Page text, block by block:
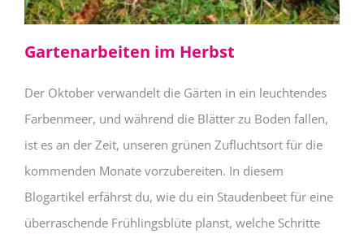
Gartenarbeiten im Herbst
Der Oktober verwandelt die Gärten in ein leuchtendes
Farbenmeer, und während die Blätter zu Boden fallen,
ist es an der Zeit, unseren grünen Zufluchtsort für die
kommenden Monate vorzubereiten. In diesem
Blogartikel erfährst du, wie du ein Staudenbeet für eine
überraschende Frühlingsblüte planst, welche Schritte